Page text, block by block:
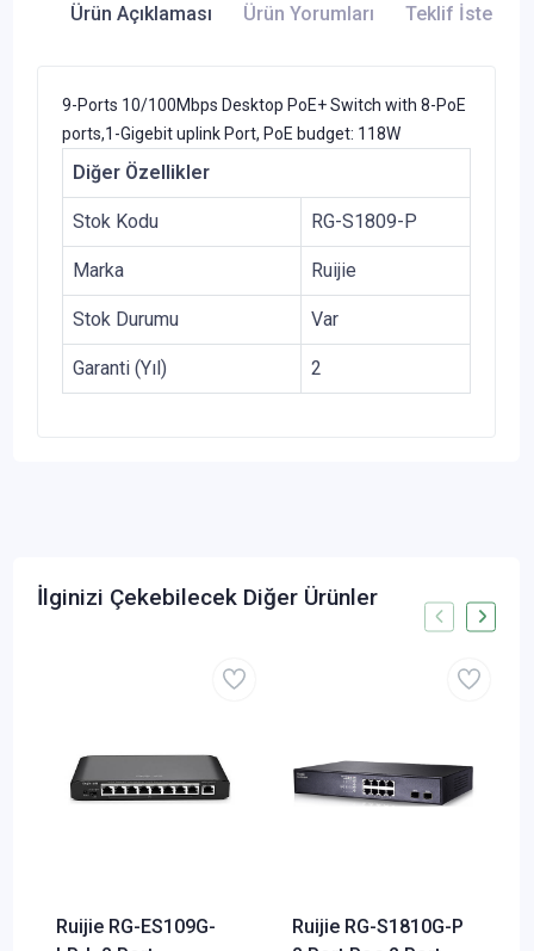
Ürün Açıklaması Ürün Yorumları Teklif İste
9-Ports 10/100Mbps Desktop PoE+ Switch with 8-PoE
ports,1-Gigebit uplink Port, PoE budget: 118W
Diğer Özellikler
Stok Kodu RG-S1809-P
Marka Ruijie
Stok Durumu Var
Garanti (Yıl) 2
İlginizi Çekebilecek Diğer Ürünler
Ruijie RG-ES109G-
Ruijie RG-S1810G-P